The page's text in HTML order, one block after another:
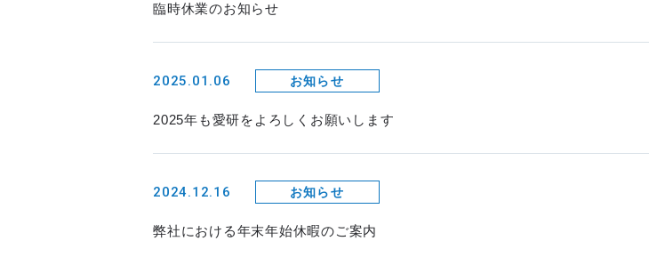
臨時休業のお知らせ
2025.01.06 お知らせ
2025年も愛研をよろしくお願いします
2024.12.16 お知らせ
弊社における年末年始休暇のご案内